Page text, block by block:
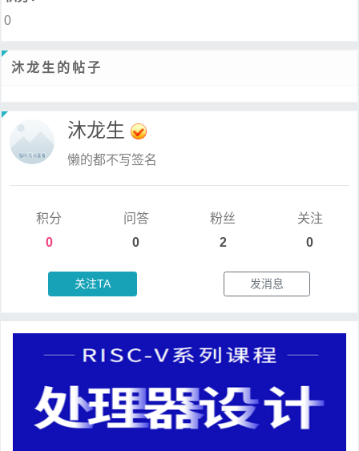
0
沐龙生的帖子
沐龙生
懒的都不写签名
积分
0
问答
0
粉丝
2
关注
0
关注TA 发消息